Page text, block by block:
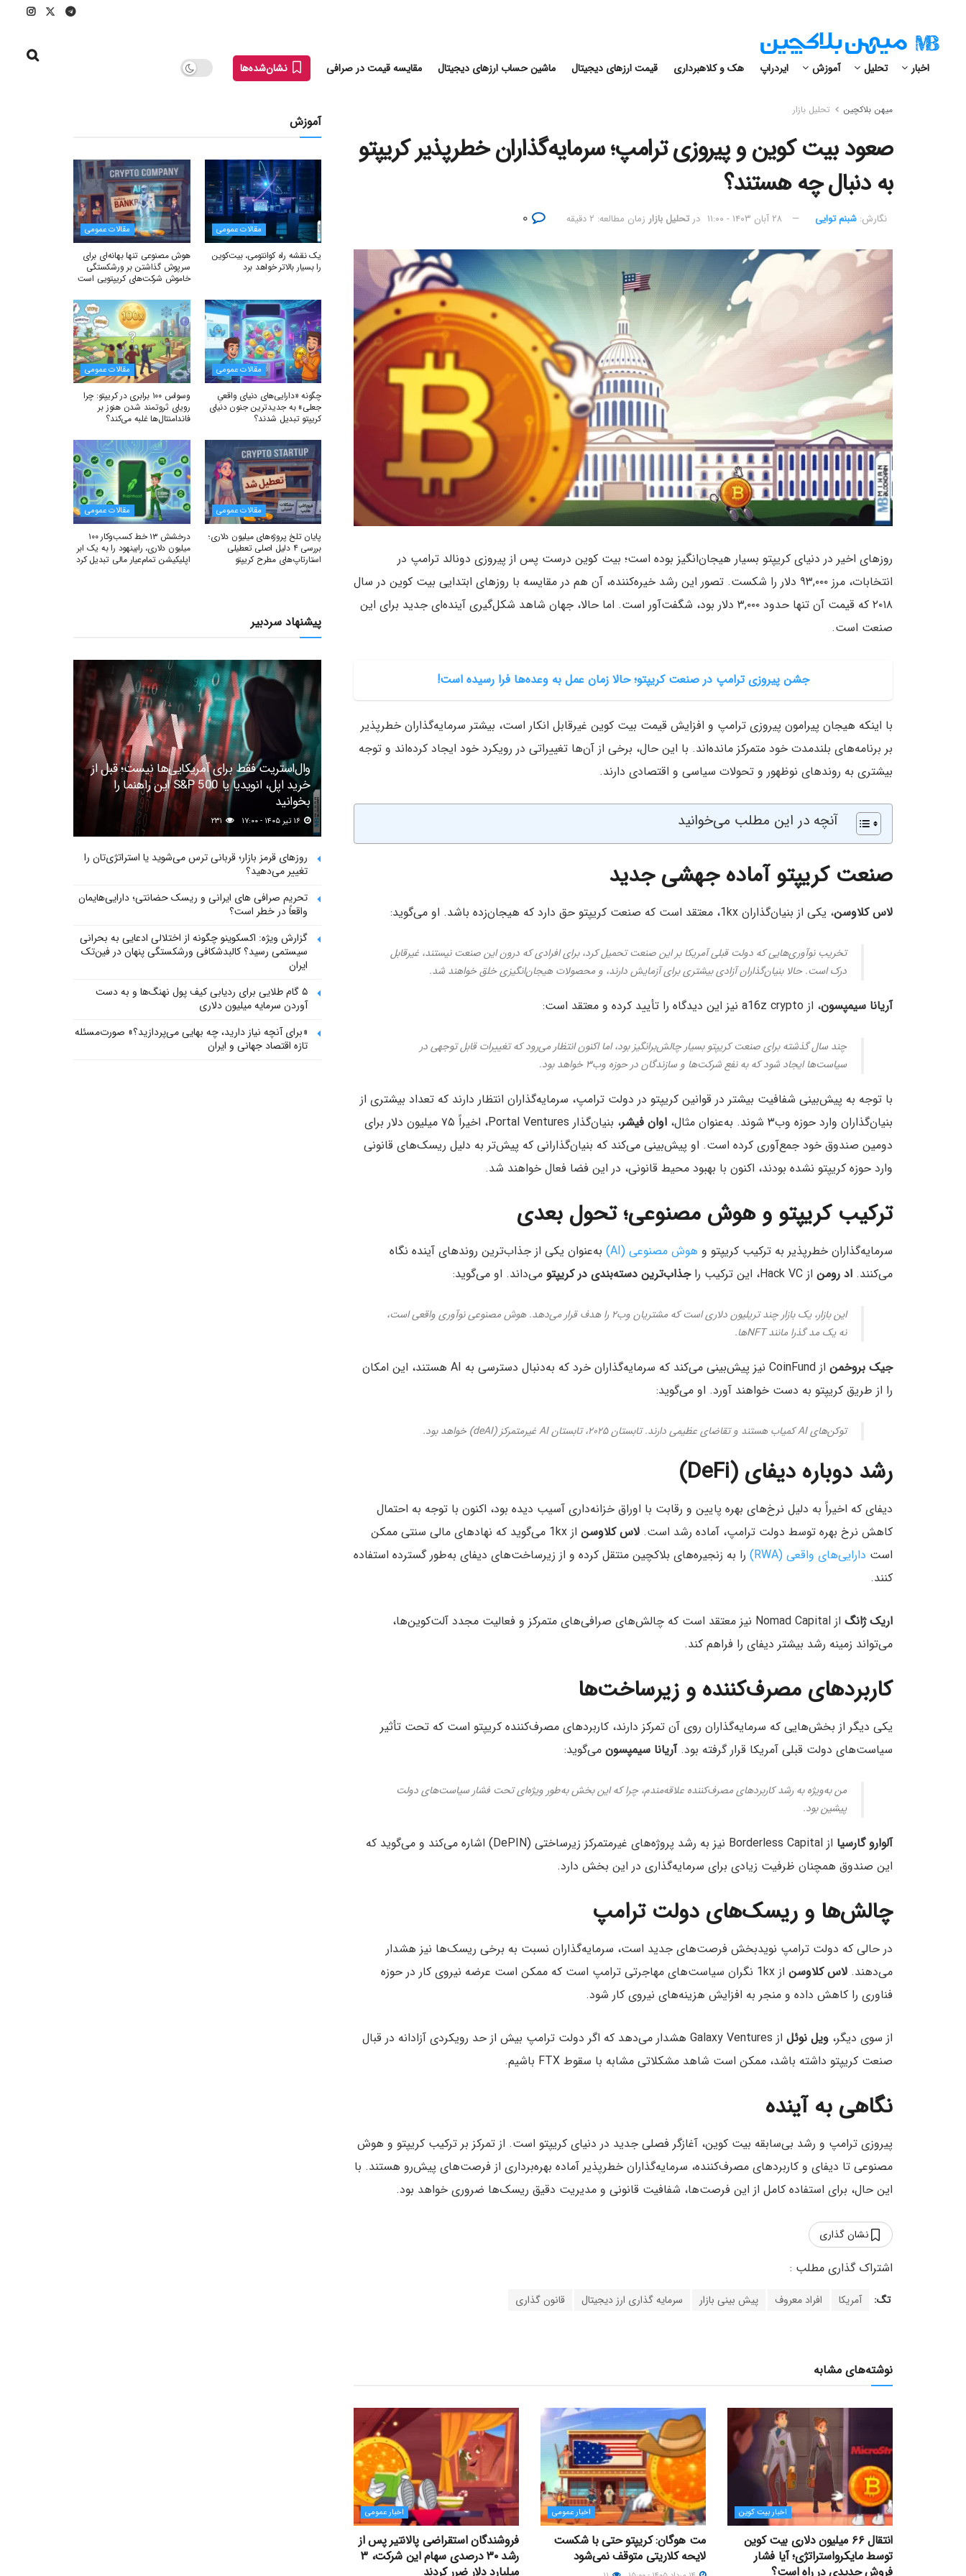
اخبار تحلیل آموزش ایردراپ هک و کلاهبرداری قیمت ارزهای دیجیتال ماشین حساب ارزهای دیجیتال مقایسه قیمت در صرافی نشان‌شده‌ها
میهن بلاکچین تحلیل بازار
صعود بیت کوین و پیروزی ترامپ؛ سرمایه‌گذاران خطرپذیر کریپتو
به دنبال چه هستند؟
نگارش:‌ شبنم توایی ۲۸ آبان ۱۴۰۳ - ۱۱:۰۰ در تحلیل بازار زمان مطالعه: ۲ دقیقه
روزهای اخیر در دنیای کریپتو بسیار هیجان‌انگیز بوده است؛ بیت کوین درست پس از پیروزی دونالد ترامپ در
انتخابات، مرز ۹۳,۰۰۰ دلار را شکست. تصور این رشد خیره‌کننده، آن هم در مقایسه با روزهای ابتدایی بیت کوین در سال
۲۰۱۸ که قیمت آن تنها حدود ۳,۰۰۰ دلار بود، شگفت‌آور است. اما حالا، جهان شاهد شکل‌گیری آینده‌ای جدید برای این
صنعت است.
جشن پیروزی ترامپ در صنعت کریپتو؛ حالا زمان عمل به وعده‌ها فرا رسیده است!
با اینکه هیجان پیرامون پیروزی ترامپ و افزایش قیمت بیت کوین غیرقابل انکار است، بیشتر سرمایه‌گذاران خطرپذیر
بر برنامه‌های بلندمدت خود متمرکز مانده‌اند. با این حال، برخی از آن‌ها تغییراتی در رویکرد خود ایجاد کرده‌اند و توجه
بیشتری به روندهای نوظهور و تحولات سیاسی و اقتصادی دارند.
آنچه در این مطلب می‌خوانید
صنعت کریپتو آماده جهشی جدید
لاس کلاوسن، یکی از بنیان‌گذاران 1kx، معتقد است که صنعت کریپتو حق دارد که هیجان‌زده باشد. او می‌گوید:
تخریب نوآوری‌هایی که دولت قبلی آمریکا بر این صنعت تحمیل کرد، برای افرادی که درون این صنعت نیستند، غیرقابل
درک است. حالا بنیان‌گذاران آزادی بیشتری برای آزمایش دارند، و محصولات هیجان‌انگیزی خلق خواهند شد.
آریانا سیمپسون، از a16z crypto نیز این دیدگاه را تأیید کرده و معتقد است:
چند سال گذشته برای صنعت کریپتو بسیار چالش‌برانگیز بود، اما اکنون انتظار می‌رود که تغییرات قابل توجهی در
سیاست‌ها ایجاد شود که به نفع شرکت‌ها و سازندگان در حوزه وب۳ خواهد بود.
با توجه به پیش‌بینی شفافیت بیشتر در قوانین کریپتو در دولت ترامپ، سرمایه‌گذاران انتظار دارند که تعداد بیشتری از
بنیان‌گذاران وارد حوزه وب۳ شوند. به‌عنوان مثال،
اوان فیشر
، بنیان‌گذار Portal Ventures، اخیراً ۷۵ میلیون دلار برای
دومین صندوق خود جمع‌آوری کرده است. او پیش‌بینی می‌کند که بنیان‌گذارانی که پیش‌تر به دلیل ریسک‌های قانونی
وارد حوزه کریپتو نشده بودند، اکنون با بهبود محیط قانونی، در این فضا فعال خواهند شد.
ترکیب کریپتو و هوش مصنوعی؛ تحول بعدی
سرمایه‌گذاران خطرپذیر به ترکیب کریپتو و هوش مصنوعی (AI)
به‌عنوان یکی از جذاب‌ترین روندهای آینده نگاه
می‌کنند. اد رومن از Hack VC، این ترکیب را جذاب‌ترین دسته‌بندی در کریپتو می‌داند. او می‌گوید:
این بازار، یک بازار چند تریلیون دلاری است که مشتریان وب۲ را هدف قرار می‌دهد. هوش مصنوعی نوآوری واقعی است،
نه یک مد گذرا مانند NFTها.
جیک بروخمن
از CoinFund نیز پیش‌بینی می‌کند که سرمایه‌گذاران خرد که به‌دنبال دسترسی به AI هستند، این امکان
را از طریق کریپتو به دست خواهند آورد. او می‌گوید:
توکن‌های AI کمیاب هستند و تقاضای عظیمی دارند. تابستان ۲۰۲۵، تابستان AI غیرمتمرکز (deAI) خواهد بود.
رشد دوباره دیفای (DeFi)
دیفای که اخیراً به دلیل نرخ‌های بهره پایین و رقابت با اوراق خزانه‌داری آسیب دیده بود، اکنون با توجه به احتمال
کاهش نرخ بهره توسط دولت ترامپ، آماده رشد است. لاس کلاوسن
از 1kx می‌گوید که نهادهای مالی سنتی ممکن
است دارایی‌های واقعی (RWA)
را به زنجیره‌های بلاکچین منتقل کرده و از زیرساخت‌های دیفای به‌طور گسترده استفاده
کنند.
اریک ژانگ
از Nomad Capital نیز معتقد است که چالش‌های صرافی‌های متمرکز و فعالیت مجدد آلت‌کوین‌ها،
می‌تواند زمینه رشد بیشتر دیفای را فراهم کند.
کاربردهای مصرف‌کننده و زیرساخت‌ها
یکی دیگر از بخش‌هایی که سرمایه‌گذاران روی آن تمرکز دارند، کاربردهای مصرف‌کننده کریپتو است که تحت تأثیر
سیاست‌های دولت قبلی آمریکا قرار گرفته بود.آریانا سیمپسون می‌گوید:
من به‌ویژه به رشد کاربردهای مصرف‌کننده علاقه‌مندم، چرا که این بخش به‌طور ویژه‌ای تحت فشار سیاست‌های دولت
پیشین بود.
آلوارو گارسیا
از Borderless Capital نیز به رشد پروژه‌های غیرمتمرکز زیرساختی (DePIN) اشاره می‌کند و می‌گوید که
این صندوق همچنان ظرفیت زیادی برای سرمایه‌گذاری در این بخش دارد.
چالش‌ها و ریسک‌های دولت ترامپ
در حالی که دولت ترامپ نویدبخش فرصت‌های جدید است، سرمایه‌گذاران نسبت به برخی ریسک‌ها نیز هشدار
می‌دهند. لاس کلاوسن
از 1kx نگران سیاست‌های مهاجرتی ترامپ است که ممکن است عرضه نیروی کار در حوزه
فناوری را کاهش داده و منجر به افزایش هزینه‌های نیروی کار شود.
از سوی دیگر، ویل نوئل
از Galaxy Ventures هشدار می‌دهد که اگر دولت ترامپ بیش از حد رویکردی آزادانه در قبال
صنعت کریپتو داشته باشد، ممکن است شاهد مشکلاتی مشابه با سقوط FTX باشیم.
نگاهی به آینده
پیروزی ترامپ و رشد بی‌سابقه بیت کوین، آغازگر فصلی جدید در دنیای کریپتو است. از تمرکز بر ترکیب کریپتو و هوش
مصنوعی تا دیفای و کاربردهای مصرف‌کننده، سرمایه‌گذاران خطرپذیر آماده بهره‌برداری از فرصت‌های پیش‌رو هستند. با
این حال، برای استفاده کامل از این فرصت‌ها، شفافیت قانونی و مدیریت دقیق ریسک‌ها ضروری خواهد بود.
نشان گذاری
تگ: آمریکا افراد معروف پیش بینی بازار سرمایه گذاری ارز دیجیتال قانون گذاری
نوشته‌های مشابه
اخبار بیت کوین
انتقال ۶۶ میلیون دلاری بیت کوین
توسط مایکرواستراتژی؛ آیا فشار
فروش جدیدی در راه است؟
اخبار عمومی
مت هوگان: کریپتو حتی با شکست
لایحه کلاریتی متوقف نمی‌شود
اخبار عمومی
فروشندگان استقراضی پالانتیر پس از
رشد ۳۰ درصدی سهام این شرکت، ۳
میلیارد دلار ضرر کردند
آموزش
مقالات عمومی
یک نقشه راه کوانتومی، بیت‌کوین
را بسیار بالاتر خواهد برد
مقالات عمومی
هوش مصنوعی تنها بهانه‌ای برای
سرپوش گذاشتن بر ورشکستگی
خاموش شرکت‌های کریپتویی است
مقالات عمومی
چگونه «دارایی‌های دنیای واقعیِ
جعلی» به جدیدترین جنون دنیای
کریپتو تبدیل شدند؟
مقالات عمومی
وسواس ۱۰۰ برابری در کریپتو: چرا
رویای ثروتمند شدن هنوز بر
فاندامنتال‌ها غلبه می‌کند؟
مقالات عمومی
پایان تلخ پروژه‌های میلیون دلاری؛
بررسی ۴ دلیل اصلی تعطیلی
استارتاپ‌های مطرح کریپتو
مقالات عمومی
درخشش ۱۳ خط کسب‌وکار ۱۰۰
میلیون دلاری، رابینهود را به یک ابر
اپلیکیشن تمام‌عیار مالی تبدیل کرد
پیشنهاد سردبیر
وال‌استریت فقط برای آمریکایی‌ها نیست؛ قبل از
خرید اپل، انویدیا یا S&P 500 این راهنما را
بخوانید
روزهای قرمز بازار؛ قربانی ترس می‌شوید یا استراتژی‌تان را
تغییر می‌دهید؟
تحریم صرافی های ایرانی و ریسک حضانتی؛ دارایی‌هایمان
واقعاً در خطر است؟
گزارش ویژه: اکسکوینو چگونه از اختلالی ادعایی به بحرانی
سیستمی رسید؟ کالبدشکافی ورشکستگی پنهان در فین‌تک
ایران
۵ گام طلایی برای ردیابی کیف پول‌ نهنگ‌ها و به دست
آوردن سرمایه میلیون دلاری
«برای آنچه نیاز دارید، چه بهایی می‌پردازید؟» صورت‌مسئله
تازه اقتصاد جهانی و ایران